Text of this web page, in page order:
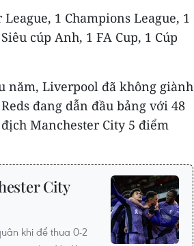
1 Champions League, 1
cúp Anh, 1 FA Cup, 1 Cúp
năm, Liverpool đã không giành
đang dẫn đầu bảng với 48
Manchester City 5 điểm
City
khi để thua 0-2